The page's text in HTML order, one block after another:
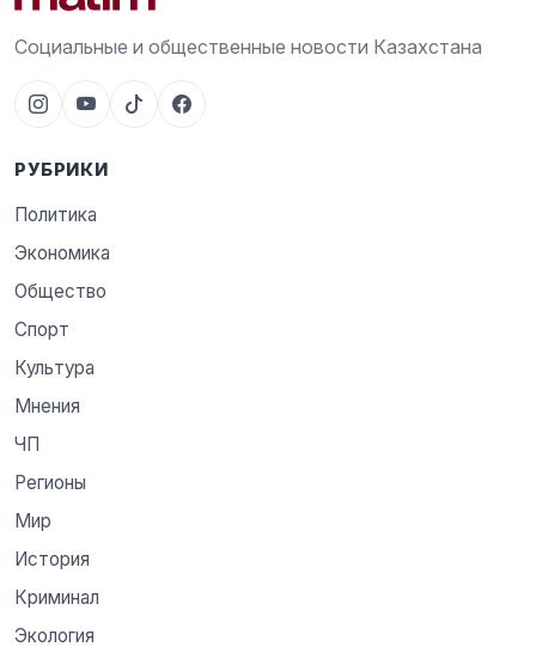
Социальные и общественные новости Казахстана
РУБРИКИ
Политика
Экономика
Общество
Спорт
Культура
Мнения
ЧП
Регионы
Мир
История
Криминал
Экология